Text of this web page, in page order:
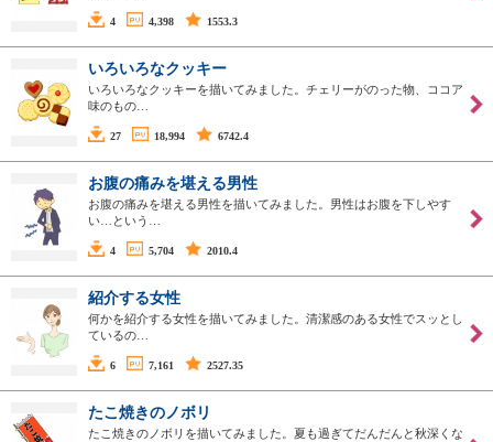
4 4,398 1553.3
いろいろなクッキー
いろいろなクッキーを描いてみました。チェリーがのった物、ココア
味のもの…
27 18,994 6742.4
お腹の痛みを堪える男性
お腹の痛みを堪える男性を描いてみました。男性はお腹を下しやす
い…という…
4 5,704 2010.4
紹介する女性
何かを紹介する女性を描いてみました。清潔感のある女性でスッとし
ているの…
6 7,161 2527.35
たこ焼きのノボリ
たこ焼きのノボリを描いてみました。夏も過ぎてだんだんと秋深くな